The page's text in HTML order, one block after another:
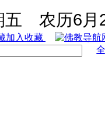
五 农历6月
加入收藏